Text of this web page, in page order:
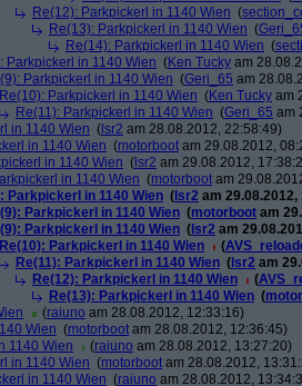
Re(12): Parkpickerl in 1140 Wien (
Re(13): Parkpickerl in 1140 Wien (
Re(14): Parkpickerl in 1140 Wien (
Parkpickerl in 1140 Wien (Ken Tucky am
Parkpickerl in 1140 Wien (Geri_65 am
Re(10): Parkpickerl in 1140 Wien (Ken Tucky am
Re(11): Parkpickerl in 1140 Wien (Geri_65 am
in 1140 Wien ( lsr2 am 28.08.2012, 22:58:49)
in 1140 Wien (motorboot am 29.08.2012,
in 1140 Wien ( lsr2 am 29.08.2012,
in 1140 Wien (motorboot am
Parkpickerl in 1140 Wien ( lsr2 am 29.08.2012,
Parkpickerl in 1140 Wien (motorboot am
Parkpickerl in 1140 Wien ( lsr2 am
Re(10): Parkpickerl in 1140 Wien
(
Re(11): Parkpickerl in 1140 Wien ( lsr2 am
Re(12): Parkpickerl in 1140 Wien
(
Re(13): Parkpickerl in 1140 Wien (
(raiuno am 28.08.2012, 12:33:16)
Wien (motorboot am 28.08.2012, 12:36:45)
1140 Wien
(raiuno am 28.08.2012, 13:27:20)
in 1140 Wien (motorboot am 28.08.2012,
in 1140 Wien (raiuno am 28.08.2012,